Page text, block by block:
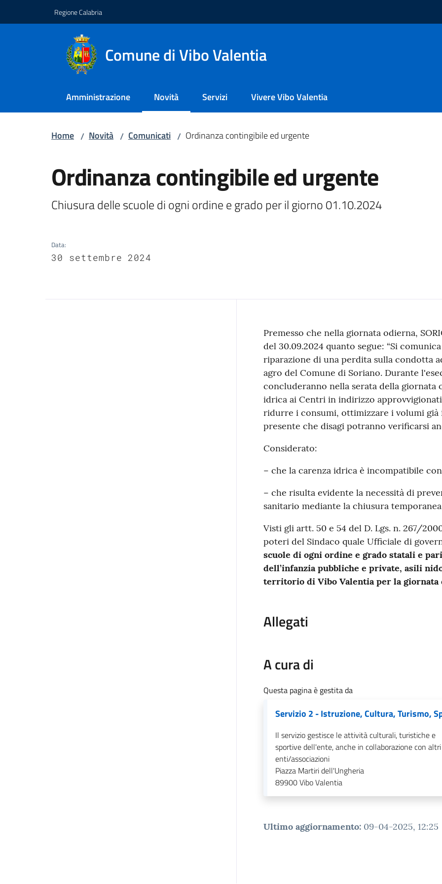
Regione Calabria
Comune di Vibo Valentia
Amministrazione Novità
Menu selezionato
Servizi Vivere Vibo Valentia
Home / Novità / Comunicati / Ordinanza contingibile ed urgente
Ordinanza contingibile ed urgente
Chiusura delle scuole di ogni ordine e grado per il giorno 01.10.2024
Data:
30 settembre 2024
Contenuto
Premesso che nella giornata odierna,
del 30.09.2024 quanto segue: “Si
riparazione di una perdita sulla condotta
agro del Comune di Soriano. Durante
concluderanno nella serata della giornata
idrica ai Centri in indirizzo
ridurre i consumi, ottimizzare i volumi già
presente che disagi potranno verificarsi
Considerato:
− che la carenza idrica è incompatibile
− che risulta evidente la necessità di
sanitario mediante la chiusura
Visti gli artt. 50 e 54 del D. Lgs. n. 267/
poteri del Sindaco quale Ufficiale di
scuole di ogni ordine e grado statali e
dell’infanzia pubbliche e private, asili
territorio di Vibo Valentia per la giornata
Allegati
A cura di
Questa pagina è gestita da
Servizio 2 - Istruzione, Cultura, Turismo,
Il servizio gestisce le attività culturali, turistiche e
sportive dell'ente, anche in collaborazione con altri
enti/associazioni
Piazza Martiri dell'Ungheria
89900Vibo Valentia
Ultimo aggiornamento: 09-04-2025, 12:25